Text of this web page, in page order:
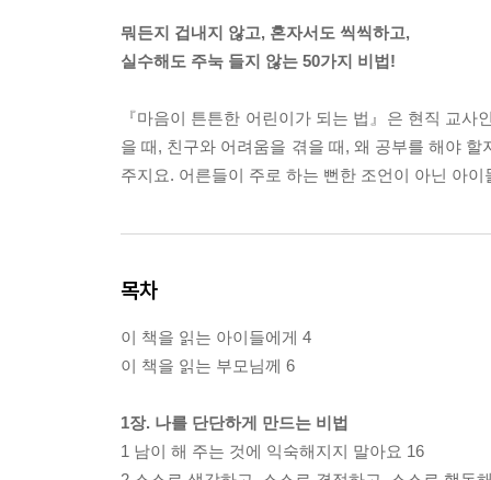
뭐든지 겁내지 않고, 혼자서도 씩씩하고,
실수해도 주눅 들지 않는 50가지 비법!
『마음이 튼튼한 어린이가 되는 법』은 현직 교
을 때, 친구와 어려움을 겪을 때, 왜 공부를 해야
주지요. 어른들이 주로 하는 뻔한 조언이 아닌 아
목차
이 책을 읽는 아이들에게 4
이 책을 읽는 부모님께 6
1장. 나를 단단하게 만드는 비법
1 남이 해 주는 것에 익숙해지지 말아요 16